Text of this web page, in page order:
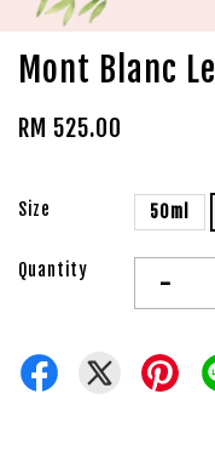
Mont Blanc
RM 525.00
Size 50ml
Quantity -